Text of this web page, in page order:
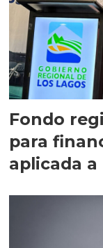
Fondo
para
aplicada